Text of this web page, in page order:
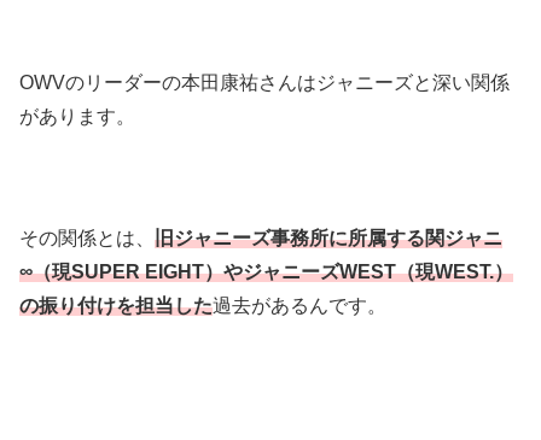
OWVのリーダーの本田康祐さんはジャニーズと深い関係
があります。
その関係とは、 旧ジャニーズ事務所に所属する関ジャニ
∞（現SUPER EIGHT）やジャニーズWEST（現WEST.）
の振り付けを担当した過去があるんです。